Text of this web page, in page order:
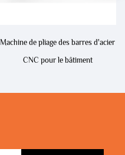
Machine de pliage des barres d'acier
CNC pour le bâtiment